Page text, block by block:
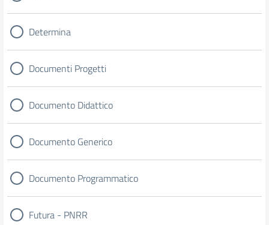
Determina
Documenti Progetti
Documento Didattico
Documento Generico
Documento Programmatico
Futura - PNRR